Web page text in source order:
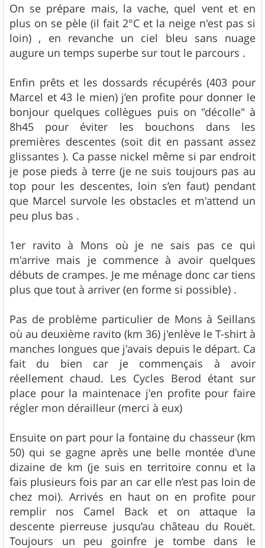
On se prépare mais, la vache, quel vent et en
plus on se pèle (il fait 2°C et la neige n'est pas si
loin) , en revanche un ciel bleu sans nuage
augure un temps superbe sur tout le parcours .
Enfin prêts et les dossards récupérés (403 pour
Marcel et 43 le mien) j’en profite pour donner le
bonjour quelques collègues puis on "décolle" à
8h45 pour éviter les bouchons dans les
premières descentes (soit dit en passant assez
glissantes ). Ca passe nickel même si par endroit
je pose pieds à terre (je ne suis toujours pas au
top pour les descentes, loin s’en faut) pendant
que Marcel survole les obstacles et m'attend un
peu plus bas .
1er ravito à Mons où je ne sais pas ce qui
m'arrive mais je commence à avoir quelques
débuts de crampes. Je me ménage donc car tiens
plus que tout à arriver (en forme si possible) .
Pas de problème particulier de Mons à Seillans
où au deuxième ravito (km 36) j'enlève le T-shirt à
manches longues que j'avais depuis le départ. Ca
fait du bien car je commençais à avoir
réellement chaud. Les Cycles Berod étant sur
place pour la maintenace j'en profite pour faire
régler mon dérailleur (merci à eux)
Ensuite on part pour la fontaine du chasseur (km
50) qui se gagne après une belle montée d'une
dizaine de km (je suis en territoire connu et la
fais plusieurs fois par an car elle n’est pas loin de
chez moi). Arrivés en haut on en profite pour
remplir nos Camel Back et on attaque la
descente pierreuse jusqu’au château du Rouët.
Toujours un peu goinfre je tombe dans le